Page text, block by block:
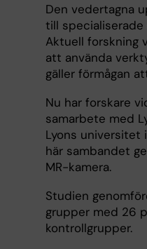
Den vedertagna
till specialiserade
Aktuell forskning
att använda
gäller förmågan
Nu har forskare
samarbete med
Lyons universitet
här sambandet
MR-kamera.
Studien
grupper med 26
kontrollgrupper.